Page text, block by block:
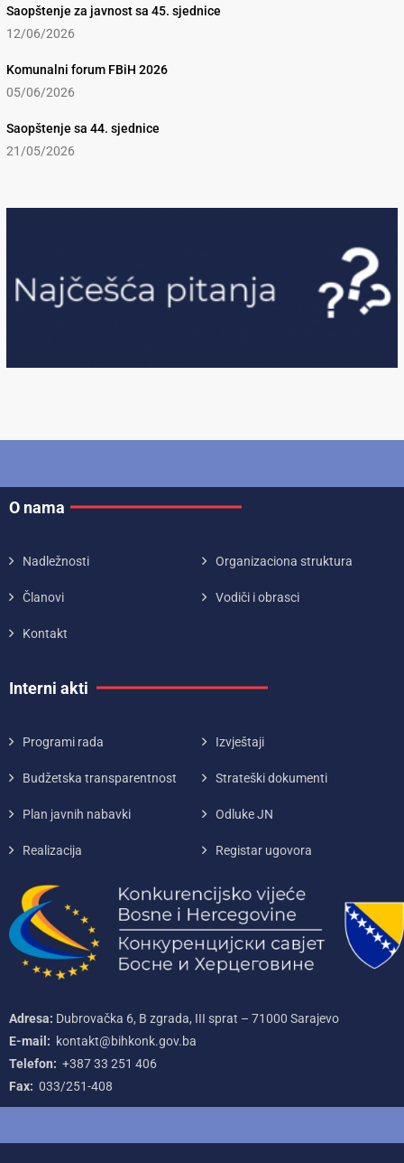
Saopštenje za javnost sa 45. sjednice
12/06/2026
Komunalni forum FBiH 2026
05/06/2026
Saopštenje sa 44. sjednice
21/05/2026
O nama
Nadležnosti Organizaciona struktura
Članovi Vodiči i obrasci
Kontakt
Interni akti
Programi rada Izvještaji
Budžetska transparentnost Strateški dokumenti
Plan javnih nabavki Odluke JN
Realizacija Registar ugovora
Adresa: Dubrovačka 6, B zgrada, III sprat – 71000‌ Sarajevo
E-mail: kontakt@bihkonk.gov.ba
Telefon: +387‌ 33‌ 251‌ 406
Fax: 033/251-408